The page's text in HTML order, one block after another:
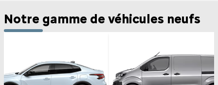
Notre gamme de véhicules neufs